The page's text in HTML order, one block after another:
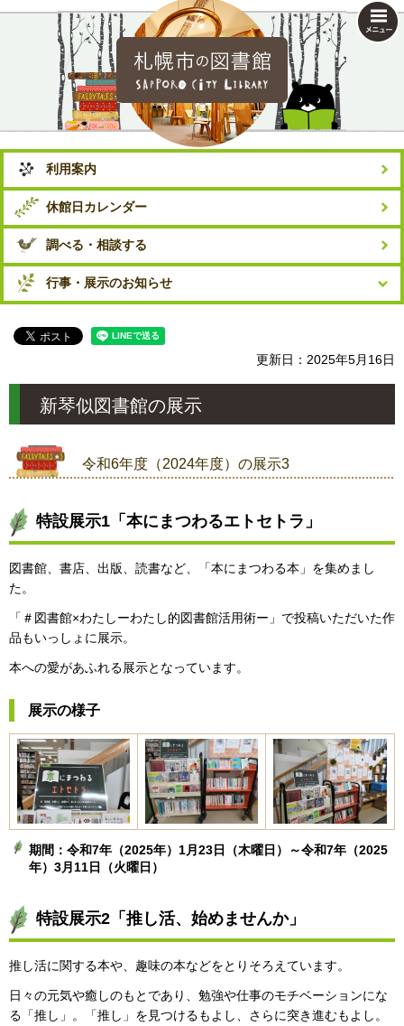
利用案内
休館日カレンダー
調べる・相談する
行事・展示のお知らせ
更新日：2025年5月16日
新琴似図書館の展示
令和6年度（2024年度）の展示3
特設展示1「本にまつわるエトセトラ」
図書館、書店、出版、読書など、「本にまつわる本」を集めまし
た。
「＃図書館×わたしーわたし的図書館活用術ー」で投稿いただいた作
品もいっしょに展示。
本への愛があふれる展示となっています。
展示の様子
期間：令和7年（2025年）1月23日（木曜日）～令和7年（2025
年）3月11日（火曜日）
特設展示2「推し活、始めませんか」
推し活に関する本や、趣味の本などをとりそろえています。
日々の元気や癒しのもとであり、勉強や仕事のモチベーションにな
る「推し」。「推し」を見つけるもよし、さらに突き進むもよし。